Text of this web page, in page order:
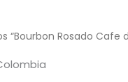
“Bourbon Rosado Cafe